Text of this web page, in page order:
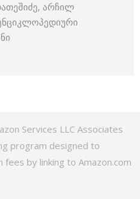
არჩილ
Services LLC Associates
program designed to
by linking to Amazon.com